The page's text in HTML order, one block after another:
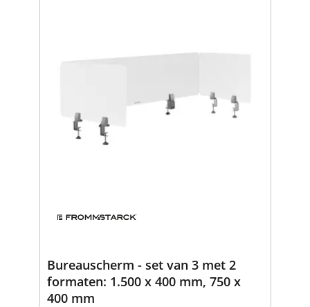
Bureauscherm - set van 3 met 2
formaten: 1.500 x 400 mm, 750 x
400 mm